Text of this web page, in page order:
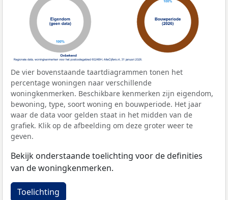
De vier bovenstaande taartdiagrammen tonen het
percentage woningen naar verschillende
woningkenmerken. Beschikbare kenmerken zijn eigendom,
bewoning, type, soort woning en bouwperiode. Het jaar
waar de data voor gelden staat in het midden van de
grafiek. Klik op de afbeelding om deze groter weer te
geven.
Bekijk onderstaande toelichting voor de definities
van de woningkenmerken.
Toelichting